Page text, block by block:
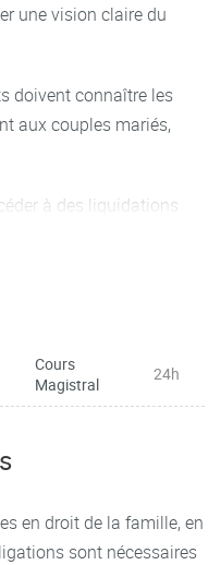
une vision claire du
doivent connaître les
aux couples mariés,
à des liquidations
Cours
Magistral
24h
en droit de la famille, en
sont nécessaires